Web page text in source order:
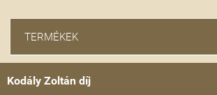
TERMÉKEK
Kodály Zoltán díj